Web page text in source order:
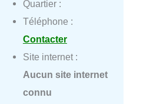
Quartier :
Téléphone :
Contacter
Site internet :
Aucun site internet
connu